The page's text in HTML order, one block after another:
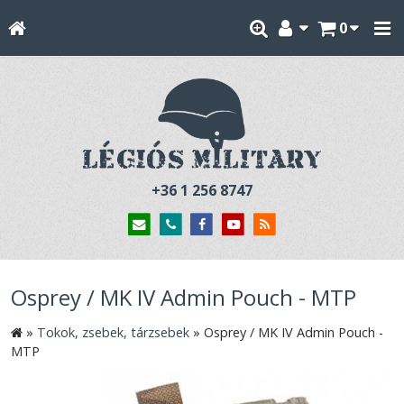
0
+36 1 256 8747
Osprey / MK IV Admin Pouch - MTP
» Tokok, zsebek, tárzsebek » Osprey / MK IV Admin Pouch -
MTP